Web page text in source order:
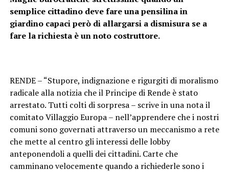
semplice cittadino deve fare una pensilina in
giardino capaci però di allargarsi a dismisura se a
fare la richiesta è un noto costruttore.
RENDE – “Stupore, indignazione e rigurgiti di moralismo
radicale alla notizia che il Principe di Rende è stato
arrestato. Tutti colti di sorpresa – scrive in una nota il
comitato Villaggio Europa – nell’apprendere che i nostri
comuni sono governati attraverso un meccanismo a rete
che mette al centro gli interessi delle lobby
anteponendoli a quelli dei cittadini. Carte che
camminano velocemente quando a richiederle sono i